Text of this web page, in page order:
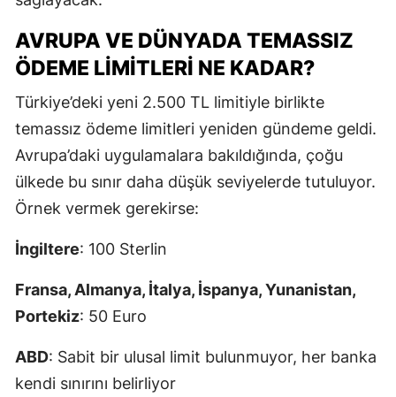
AVRUPA VE DÜNYADA TEMASSIZ
ÖDEME LIMITLERI NE KADAR?
Türkiye’deki yeni 2.500 TL limitiyle birlikte
temassız ödeme limitleri yeniden gündeme geldi.
Avrupa’daki uygulamalara bakıldığında, çoğu
ülkede bu sınır daha düşük seviyelerde tutuluyor.
Örnek vermek gerekirse:
İngiltere: 100 Sterlin
Fransa, Almanya, İtalya, İspanya, Yunanistan,
Portekiz: 50 Euro
ABD: Sabit bir ulusal limit bulunmuyor, her banka
kendi sınırını belirliyor